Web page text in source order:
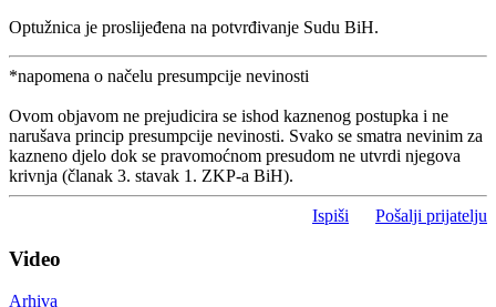
Optužnica je proslijeđena na potvrđivanje Sudu BiH.
*napomena o načelu presumpcije nevinosti
Ovom objavom ne prejudicira se ishod kaznenog postupka i ne
narušava princip presumpcije nevinosti. Svako se smatra nevinim za
kazneno djelo dok se pravomoćnom presudom ne utvrdi njegova
krivnja (članak 3. stavak 1. ZKP-a BiH).
Ispiši Pošalji prijatelju
Video
Arhiva